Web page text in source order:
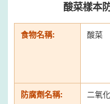
酸菜樣本
食物名稱: 酸菜
防腐劑名稱: 二氧